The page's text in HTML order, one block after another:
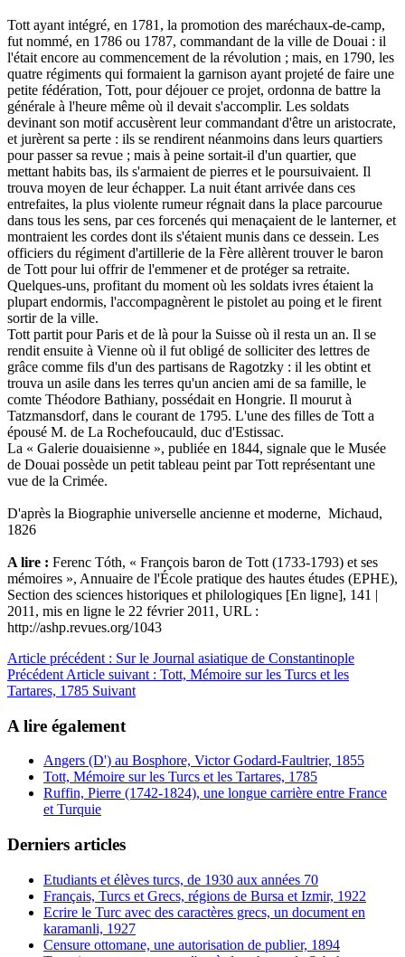
Tott ayant intégré, en 1781, la promotion des maréchaux-de-camp,
fut nommé, en 1786 ou 1787, commandant de la ville de Douai : il
l'était encore au commencement de la révolution ; mais, en 1790, les
quatre régiments qui formaient la garnison ayant projeté de faire une
petite fédération, Tott, pour déjouer ce projet, ordonna de battre la
générale à l'heure même où il devait s'accomplir. Les soldats
devinant son motif accusèrent leur commandant d'être un aristocrate,
et jurèrent sa perte : ils se rendirent néanmoins dans leurs quartiers
pour passer sa revue ; mais à peine sortait-il d'un quartier, que
mettant habits bas, ils s'armaient de pierres et le poursuivaient. Il
trouva moyen de leur échapper. La nuit étant arrivée dans ces
entrefaites, la plus violente rumeur régnait dans la place parcourue
dans tous les sens, par ces forcenés qui menaçaient de le lanterner, et
montraient les cordes dont ils s'étaient munis dans ce dessein. Les
officiers du régiment d'artillerie de la Fère allèrent trouver le baron
de Tott pour lui offrir de l'emmener et de protéger sa retraite.
Quelques-uns, profitant du moment où les soldats ivres étaient la
plupart endormis, l'accompagnèrent le pistolet au poing et le firent
sortir de la ville.
Tott partit pour Paris et de là pour la Suisse où il resta un an. Il se
rendit ensuite à Vienne où il fut obligé de solliciter des lettres de
grâce comme fils d'un des partisans de Ragotzky : il les obtint et
trouva un asile dans les terres qu'un ancien ami de sa famille, le
comte Théodore Bathiany, possédait en Hongrie. Il mourut à
Tatzmansdorf, dans le courant de 1795. L'une des filles de Tott a
épousé M. de La Rochefoucauld, duc d'Estissac.
La « Galerie douaisienne », publiée en 1844, signale que le Musée
de Douai possède un petit tableau peint par Tott représentant une
vue de la Crimée.
D'après la Biographie universelle ancienne et moderne, Michaud,
1826
A lire : Ferenc Tóth, « François baron de Tott (1733-1793) et ses
mémoires », Annuaire de l'École pratique des hautes études (EPHE),
Section des sciences historiques et philologiques [En ligne], 141 |
2011, mis en ligne le 22 février 2011, URL :
http://ashp.revues.org/1043
Article précédent : Sur le Journal asiatique de Constantinople
Précédent Article suivant : Tott, Mémoire sur les Turcs et les
Tartares, 1785 Suivant
A lire également
Angers (D') au Bosphore, Victor Godard-Faultrier, 1855
Tott, Mémoire sur les Turcs et les Tartares, 1785
Ruffin, Pierre (1742-1824), une longue carrière entre France
et Turquie
Derniers articles
Etudiants et élèves turcs, de 1930 aux années 70
Français, Turcs et Grecs, régions de Bursa et Izmir, 1922
Ecrire le Turc avec des caractères grecs, un document en
karamanli, 1927
Censure ottomane, une autorisation de publier, 1894